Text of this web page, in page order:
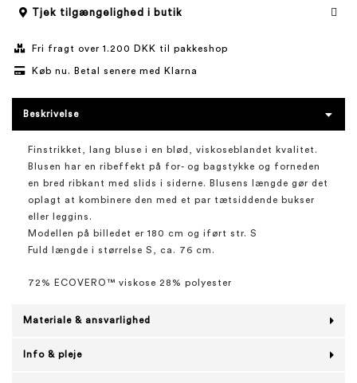
Tjek tilgængelighed i butik
Fri fragt over 1.200 DKK til pakkeshop
Køb nu. Betal senere med Klarna
Beskrivelse
Finstrikket, lang bluse i en blød, viskoseblandet kvalitet.
Blusen har en ribeffekt på for- og bagstykke og forneden
en bred ribkant med slids i siderne. Blusens længde gør det
oplagt at kombinere den med et par tætsiddende bukser
eller leggins.
Modellen på billedet er 180 cm og iført str. S
Fuld længde i størrelse S, ca. 76 cm.
72% ECOVERO™ viskose 28% polyester
Materiale & ansvarlighed
Info & pleje